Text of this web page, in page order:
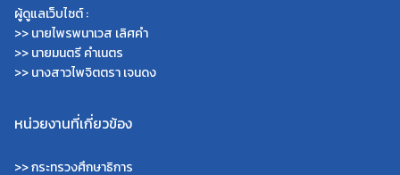
Search
for:
ผู้ดูแลเว็บไซต์ :
>> นายไพรพนาเวส เลิศคำ
>> นายมนตรี คำเนตร
>> นางสาวไพจิตตรา เจนดง
หน่วยงานที่เกี่ยวข้อง
>>กระทรวงศึกษาธิการ